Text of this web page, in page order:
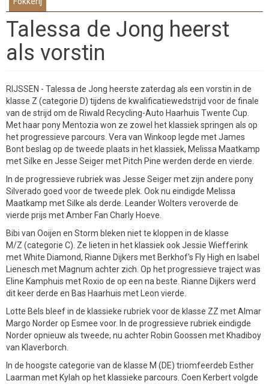
Talessa de Jong heerst
als vorstin
RIJSSEN - Talessa de Jong heerste zaterdag als een vorstin in de
klasse Z (categorie D) tijdens de kwalificatiewedstrijd voor de finale
van de strijd om de Riwald Recycling-Auto Haarhuis Twente Cup.
Met haar pony Mentozia won ze zowel het klassiek springen als op
het progressieve parcours. Vera van Winkoop legde met James
Bont beslag op de tweede plaats in het klassiek, Melissa Maatkamp
met Silke en Jesse Seiger met Pitch Pine werden derde en vierde.
In de progressieve rubriek was Jesse Seiger met zijn andere pony
Silverado goed voor de tweede plek. Ook nu eindigde Melissa
Maatkamp met Silke als derde. Leander Wolters veroverde de
vierde prijs met Amber Fan Charly Hoeve.
Bibi van Ooijen en Storm bleken niet te kloppen in de klasse
M/Z (categorie C). Ze lieten in het klassiek ook Jessie Wiefferink
met White Diamond, Rianne Dijkers met Berkhof's Fly High en Isabel
Lienesch met Magnum achter zich. Op het progressieve traject was
Eline Kamphuis met Roxio de op een na beste. Rianne Dijkers werd
dit keer derde en Bas Haarhuis met Leon vierde.
Lotte Bels bleef in de klassieke rubriek voor de klasse ZZ met Almar
Margo Norder op Esmee voor. In de progressieve rubriek eindigde
Norder opnieuw als tweede, nu achter Robin Goossen met Khadiboy
van Klaverborch.
In de hoogste categorie van de klasse M (DE) triomfeerdeb Esther
Laarman met Kylah op het klassieke parcours. Coen Kerbert volgde